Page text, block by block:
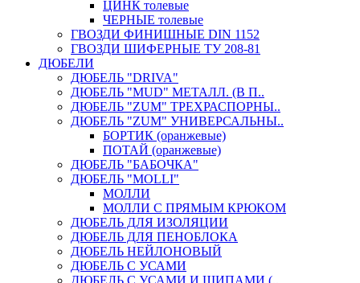
ЦИНК толевые
ЧЕРНЫЕ толевые
ГВОЗДИ ФИНИШНЫЕ DIN 1152
ГВОЗДИ ШИФЕРНЫЕ ТУ 208-81
ДЮБЕЛИ
ДЮБЕЛЬ "DRIVA"
ДЮБЕЛЬ "MUD" МЕТАЛЛ. (В П..
ДЮБЕЛЬ "ZUM" ТРЕХРАСПОРНЫ..
ДЮБЕЛЬ "ZUM" УНИВЕРСАЛЬНЫ..
БОРТИК (оранжевые)
ПОТАЙ (оранжевые)
ДЮБЕЛЬ "БАБОЧКА"
ДЮБЕЛЬ "МOLLI"
МОЛЛИ
МОЛЛИ С ПРЯМЫМ КРЮКОМ
ДЮБЕЛЬ ДЛЯ ИЗОЛЯЦИИ
ДЮБЕЛЬ ДЛЯ ПЕНОБЛОКА
ДЮБЕЛЬ НЕЙЛОНОВЫЙ
ДЮБЕЛЬ С УСАМИ
ДЮБЕЛЬ С УСАМИ И ШИПАМИ (..